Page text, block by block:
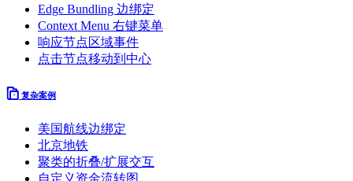
Edge Bundling 边绑定
Context Menu 右键菜单
响应节点区域事件
点击节点移动到中心
复杂案例
美国航线边绑定
北京地铁
聚类的折叠/扩展交互
自定义资金流转图